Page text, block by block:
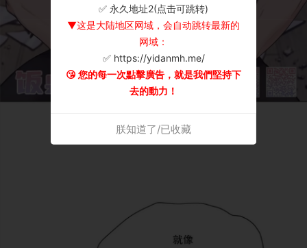
✅ 永久地址2(点击可跳转)
▼这是大陆地区网域，会自动跳转最新的
网域：
✅ https://yidanmh.me/
😘 您的每一次點擊廣告，就是我們堅持下
去的動力！
朕知道了/已收藏